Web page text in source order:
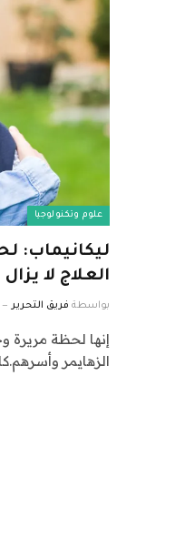
علوم وتكنولوجيا
ليكانيماب:
العلاج لا
بواسطة فريق التحرير
إنها لحظة
الزهايمر